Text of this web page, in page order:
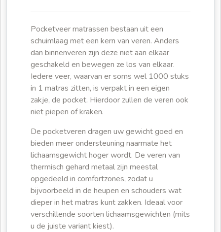
Pocketveer matrassen bestaan uit een
schuimlaag met een kern van veren. Anders
dan binnenveren zijn deze niet aan elkaar
geschakeld en bewegen ze los van elkaar.
Iedere veer, waarvan er soms wel 1000 stuks
in 1 matras zitten, is verpakt in een eigen
zakje, de pocket. Hierdoor zullen de veren ook
niet piepen of kraken.
De pocketveren dragen uw gewicht goed en
bieden meer ondersteuning naarmate het
lichaamsgewicht hoger wordt. De veren van
thermisch gehard metaal zijn meestal
opgedeeld in comfortzones, zodat u
bijvoorbeeld in de heupen en schouders wat
dieper in het matras kunt zakken. Ideaal voor
verschillende soorten lichaamsgewichten (mits
u de juiste variant kiest).